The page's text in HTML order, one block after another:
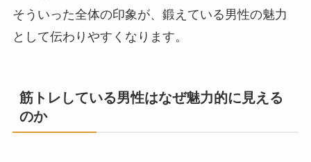
そういった全体の印象が、鍛えている男性の魅力
として伝わりやすくなります。
筋トレしている男性はなぜ魅力的に見える
のか